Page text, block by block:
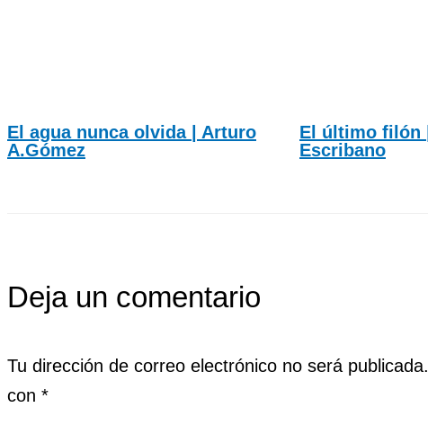
El agua nunca olvida | Arturo
A.Gómez
El último filón
Escribano
Deja un comentario
Tu dirección de correo electrónico no será publicada.
con *